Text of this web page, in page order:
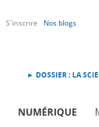
S'inscrire Nos blogs
► DOSSIER : LA
NUMÉRIQUE